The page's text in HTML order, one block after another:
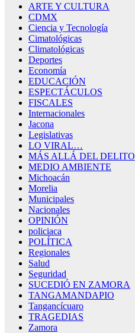
ARTE Y CULTURA
CDMX
Ciencia y Tecnología
Cimatológicas
Climatológicas
Deportes
Economía
EDUCACIÓN
ESPECTÁCULOS
FISCALES
Internacionales
Jacona
Legislativas
LO VIRAL…
MÁS ALLÁ DEL DELITO
MEDIO AMBIENTE
Michoacán
Morelia
Municipales
Nacionales
OPINIÓN
policiaca
POLÍTICA
Regionales
Salud
Seguridad
SUCEDIÓ EN ZAMORA
TANGAMANDAPIO
Tangancícuaro
TRAGEDIAS
Zamora